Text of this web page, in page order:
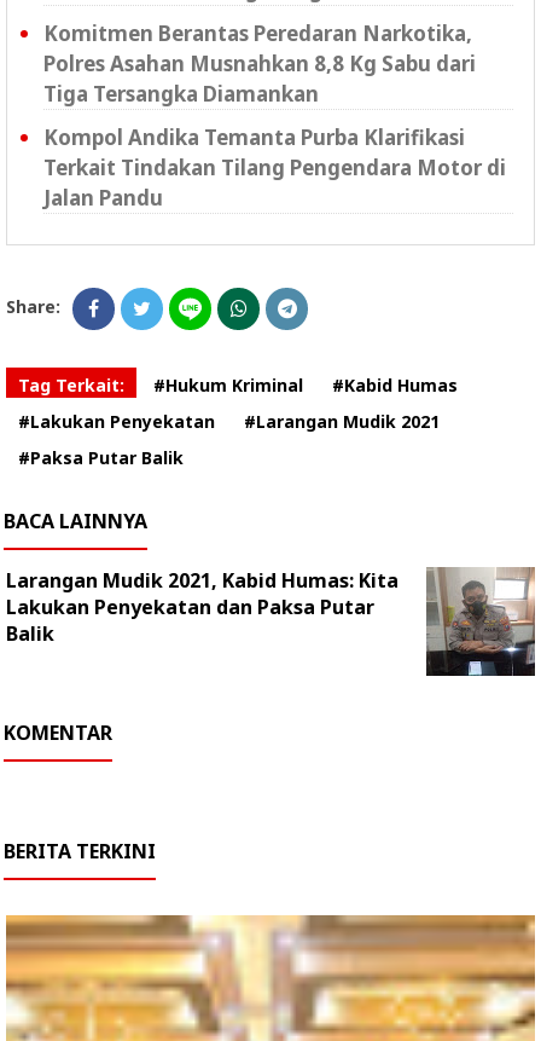
Komitmen Berantas Peredaran Narkotika,
Polres Asahan Musnahkan 8,8 Kg Sabu dari
Tiga Tersangka Diamankan
Kompol Andika Temanta Purba Klarifikasi
Terkait Tindakan Tilang Pengendara Motor di
Jalan Pandu
Share:
Tag Terkait: #Hukum Kriminal
#Kabid Humas
#Lakukan Penyekatan
#Larangan Mudik 2021
#Paksa Putar Balik
BACA LAINNYA
Larangan Mudik 2021, Kabid Humas: Kita
Lakukan Penyekatan dan Paksa Putar
Balik
KOMENTAR
BERITA TERKINI